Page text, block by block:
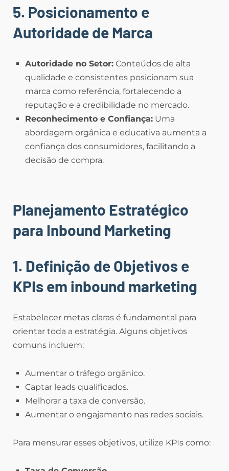
5. Posicionamento e
Autoridade de Marca
Autoridade no Setor: Conteúdos de alta
qualidade e consistentes posicionam sua
marca como referência, fortalecendo a
reputação e a credibilidade no mercado.
Reconhecimento e Confiança: Uma
abordagem orgânica e educativa aumenta a
confiança dos consumidores, facilitando a
decisão de compra.
Planejamento Estratégico
para Inbound Marketing
1. Definição de Objetivos e
KPIsem inbound marketing
Estabelecer metas claras é fundamental para
orientar toda a estratégia. Alguns objetivos
comuns incluem:
Aumentar o tráfego orgânico.
Captar leads qualificados.
Melhorar a taxa de conversão.
Aumentar o engajamento nas redes sociais.
Para mensurar esses objetivos, utilize KPIs como: